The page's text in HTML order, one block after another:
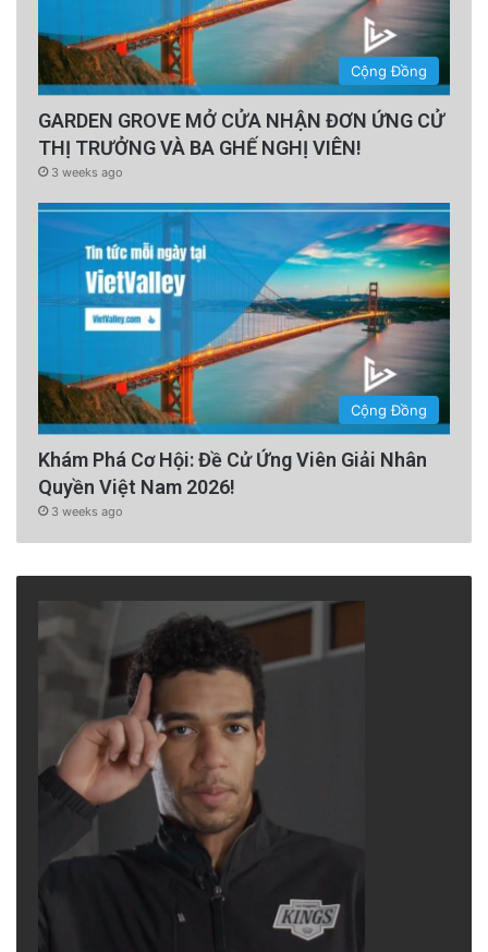
Cộng Đồng
GARDEN GROVE MỞ CỬA NHẬN ĐƠN ỨNG CỬ
THỊ TRƯỞNG VÀ BA GHẾ NGHỊ VIÊN!
3 weeks ago
Cộng Đồng
Khám Phá Cơ Hội: Đề Cử Ứng Viên Giải Nhân
Quyền Việt Nam 2026!
3 weeks ago